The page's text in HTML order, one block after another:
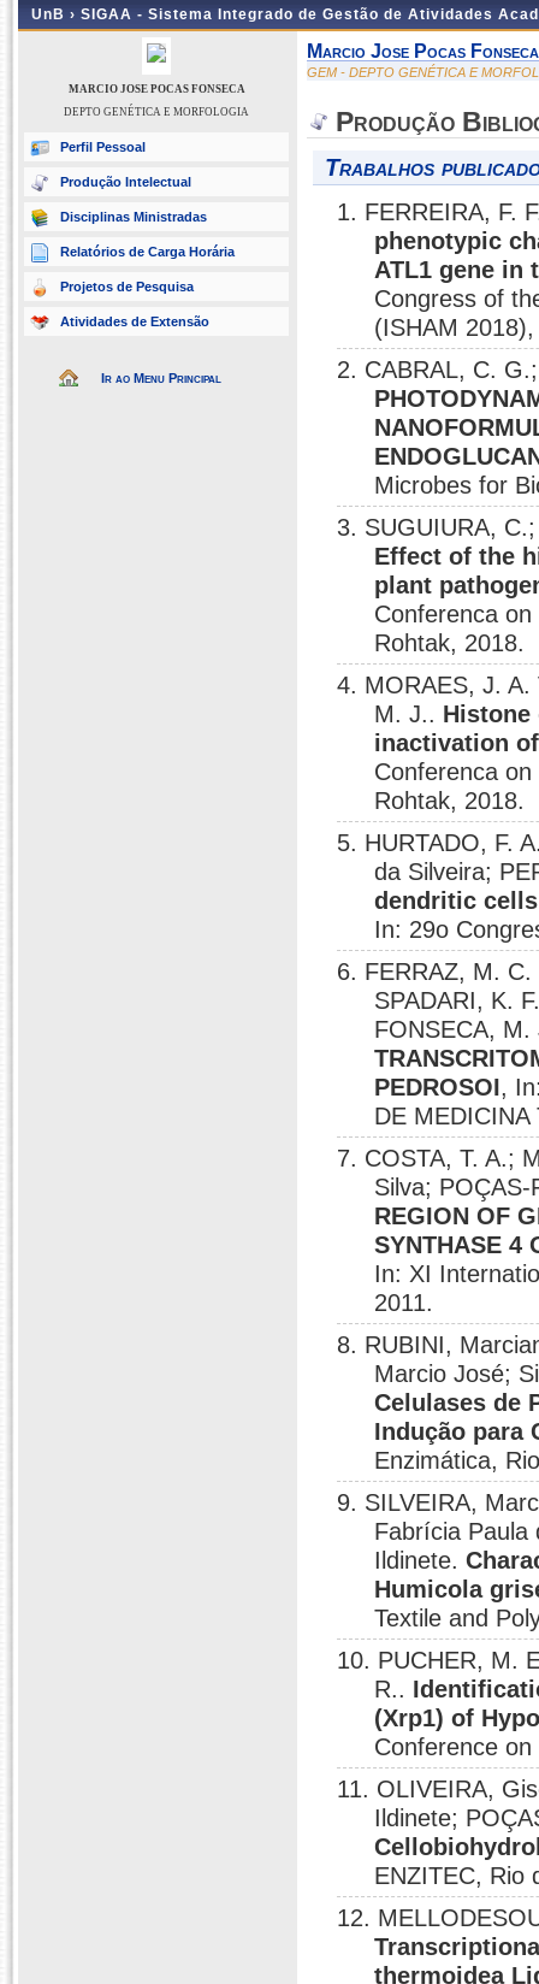
UnB › SIGAA - Sistema Integrado de Gestão de Atividades
MARCIO JOSE POCAS FONSECA
DEPTO GENÉTICA E MORFOLOGIA
Perfil Pessoal
Produção Intelectual
Disciplinas Ministradas
Relatórios de Carga Horária
Projetos de Pesquisa
Atividades de Extensão
Ir ao Menu Principal
Marcio Jose Pocas Fonseca
GEM - DEPTO GENÉTICA E
Produção
Trabalhos
1. FERREIRA, F.
phenotypic
ATL1 gene in
Congress of
(ISHAM
2. CABRAL, C.
Microbes for
3. SUGUIURA,
Effect of the
plant
Conferenca
Rohtak, 2018.
4. MORAES, J. A.
M. J.. Histone
inactivation
Conferenca
Rohtak, 2018.
5. HURTADO, F.
da Silveira;
dendritic
In: 29o
6. FERRAZ, M.
SPADARI, K.
FONSECA,
PEDROSOI,
DE
7. COSTA, T. A.;
Silva;
REGION OF
SYNTHASE 4
In: XI
2011.
8. RUBINI,
Marcio José;
Celulases de
Indução para
Enzimática,
9. SILVEIRA,
Fabrícia Paula
Ildinete.
Humicola
Textile and
10. PUCHER, M.
R..
(Xrp1) of
Conference
11. OLIVEIRA,
Ildinete;
ENZITEC, Rio
12.
thermoidea